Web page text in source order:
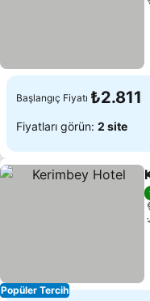
Başlangıç Fiyatı ₺2.811
Fiyatları görün: 2 site
Popüler Tercih